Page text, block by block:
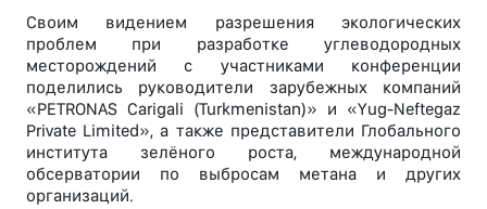
Своим видением разрешения экологических
проблем при разработке углеводородных
месторождений с участниками конференции
поделились руководители зарубежных компаний
«PETRONAS Carigali (Turkmenistan)» и «Yug-Neftegaz
Private Limited», а также представители Глобального
института зелёного роста, международной
обсерватории по выбросам метана и других
организаций.